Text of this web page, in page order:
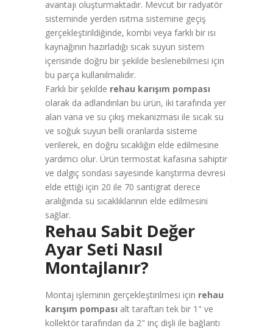
avantajı oluşturmaktadır. Mevcut bir radyatör
sisteminde yerden ısıtma sistemine geçiş
gerçekleştirildiğinde, kombi veya farklı bir ısı
kaynağının hazırladığı sıcak suyun sistem
içerisinde doğru bir şekilde beslenebilmesi için
bu parça kullanılmalıdır.
Farklı bir şekilde rehau karışım pompası
olarak da adlandırılan bu ürün, iki tarafında yer
alan vana ve su çıkış mekanizması ile sıcak su
ve soğuk suyun belli oranlarda sisteme
verilerek, en doğru sıcaklığın elde edilmesine
yardımcı olur. Ürün termostat kafasına sahiptir
ve dalgıç sondası sayesinde karıştırma devresi
elde ettiği için 20 ile 70 santigrat derece
aralığında su sıcaklıklarının elde edilmesini
sağlar.
Rehau Sabit Değer
Ayar Seti Nasıl
Montajlanır?
Montaj işleminin gerçekleştirilmesi için rehau
karışım pompası alt taraftan tek bir 1" ve
kollektör tarafından da 2" inç dişli ile bağlantı